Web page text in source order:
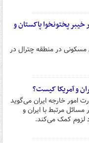
پختونخوا پاکستان و
مسکونی در منطقه چترال در
و آمریکا کیست؟
امور خارجه ایران می‌گوید
مرتبط با ایران و
لزوم کمک می‌کند.